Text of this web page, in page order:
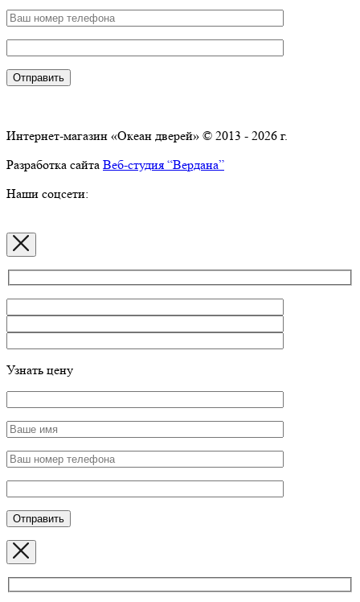
Интернет-магазин «Океан дверей» © 2013 - 2026 г.
Разработка сайта Веб-студия “Вердана”
Наши соцсети:
Узнать цену